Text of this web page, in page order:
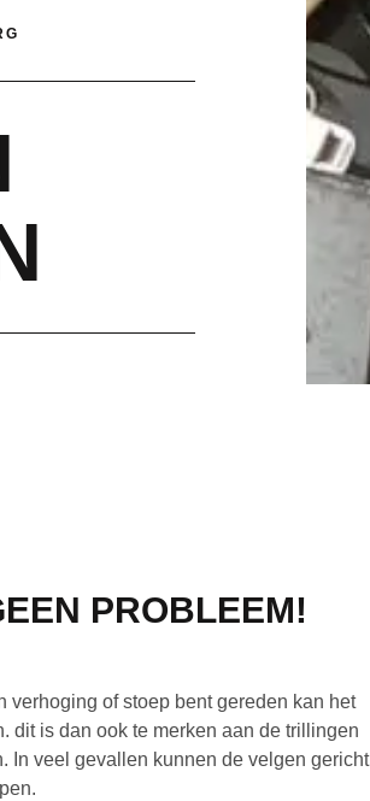
PROBLEEM!
verhoging of stoep bent gereden kan het
dit is dan ook te merken aan de trillingen
In veel gevallen kunnen de velgen gericht